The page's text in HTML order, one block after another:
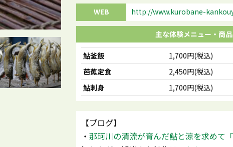
WEB http://www.kurobane-
主な体験メニュー・商品
鮎釜飯
1,700円(税込)
芭蕉定食
2,450円(税込)
鮎刺身
1,700円(税込)
【ブログ】
・ 那珂川の清流が育んだ鮎と涼を求めて